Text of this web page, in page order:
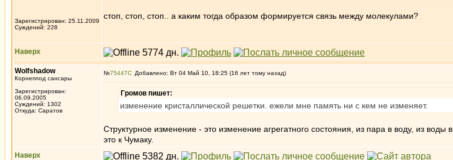
Зарегистрирован: 25.11.2009
Суждений: 228
стоп, стоп, стоп.. а каким тогда образом формируется связь между молекулами?
Наверх
Wolfshadow
Корнеплод сансары
Зарегистрирован:
06.09.2005
Суждений: 1302
Откуда: Саратов
№75447 Добавлено: Вт 04 Май 10, 18:25 (16 лет тому назад)
Громов пишет:
изменение кристаллической решетки. ежели мне память ни с кем не изменяет.
Структурное изменение - это изменение агрегатного состояния, из пара в воду, из воды в
это к Чумаку.
Наверх